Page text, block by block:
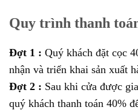
Quy trình thanh
Đợt 1 : Quý khách đặt cọc
nhận và triển khai sản xuất
Đợt 2 : Sau khi cửa được
quý khách thanh toán 40%